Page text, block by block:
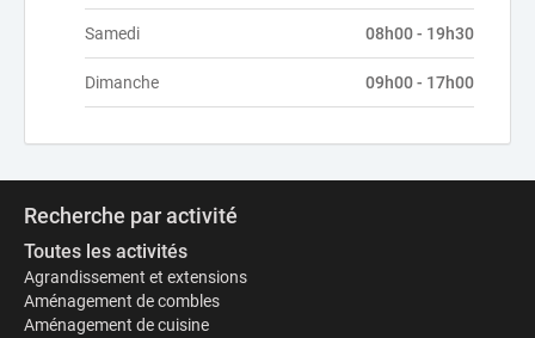
Samedi 08h00 - 19h30
Dimanche 09h00 - 17h00
Recherche par activité
Toutes les activités
Agrandissement et extensions
Aménagement de combles
Aménagement de cuisine